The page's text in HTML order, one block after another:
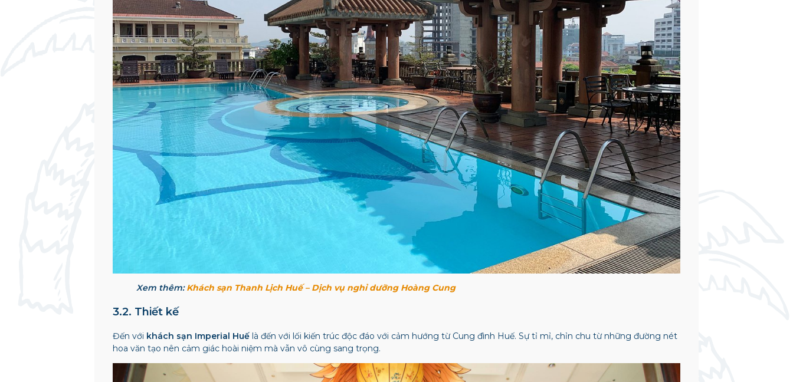
Xem thêm:Khách sạn Thanh Lịch Huế – Dịch vụ nghỉ dưỡng Hoàng Cung
3.2. Thiết kế
Đến với khách sạn Imperial Huếlà đến với lối kiến trúc độc đáo với cảm hướng từ Cung đình Huế. Sự tỉ mỉ, chỉn chu từ những đường nét
hoa văn tạo nên cảm giác hoài niệm mà vẫn vô cùng sang trọng.